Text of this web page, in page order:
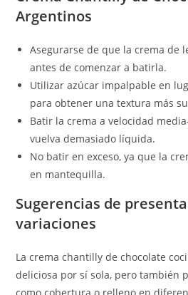
Argentinos
Asegurarse de que la crema de
antes de comenzar a batirla.
Utilizar azúcar impalpable en
para obtener una textura más
Batir la crema a velocidad
vuelva demasiado líquida.
No batir en exceso, ya que la
en mantequilla.
Sugerencias de
variaciones
La crema chantilly de chocolate
deliciosa por sí sola, pero también